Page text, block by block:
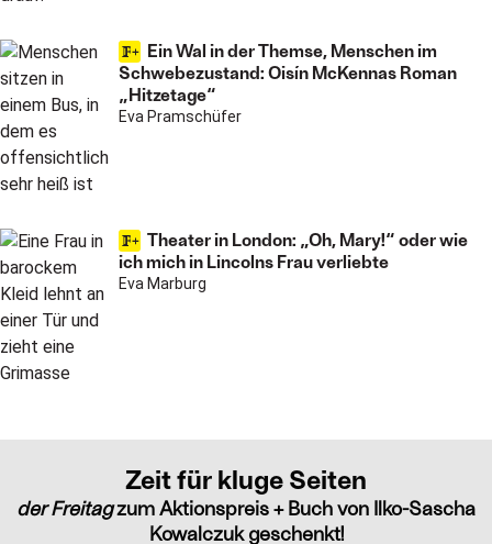
Ein Wal in der Themse, Menschen im
Schwebezustand: Oisín McKennas Roman
„Hitzetage“
Eva Pramschüfer
Theater in London: „Oh, Mary!“ oder wie
ich mich in Lincolns Frau verliebte
Eva Marburg
Zeit für kluge Seiten
der Freitagzum Aktionspreis + Buch von Ilko-Sascha
Kowalczuk geschenkt!